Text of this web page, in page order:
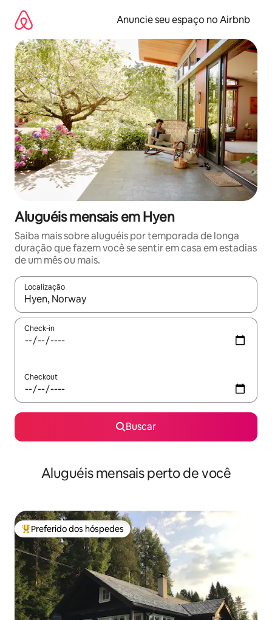
para
conteúdo
Anuncie seu espaço no Airbnb
Aluguéis mensais em Hyen
Saiba mais sobre aluguéis por temporada de longa
duração que fazem você se sentir em casa em estadias
de um mês ou mais.
Localização
Quando os resultados estiverem disponíveis, explore-os
Check-in
Checkout
Buscar
Aluguéis mensais perto de você
Entre os melhores preferidos dos hóspedes
Preferido dos hóspedes